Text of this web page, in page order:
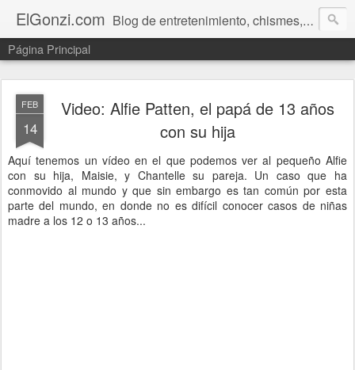
ElGonzi.com Blog de entretenimiento, chismes, humor, farándula, curiosidades, ovnis, noticias calientes, fotos, videos, paranormal y ¡más!
Página Principal
FEB
14
Video: Alfie Patten, el papá de 13 años
con su hija
Aquí tenemos un vídeo en el que podemos ver al pequeño Alfie
con su hija, Maisie, y Chantelle su pareja. Un caso que ha
conmovido al mundo y que sin embargo es tan común por esta
parte del mundo, en donde no es difícil conocer casos de niñas
madre a los 12 o 13 años...